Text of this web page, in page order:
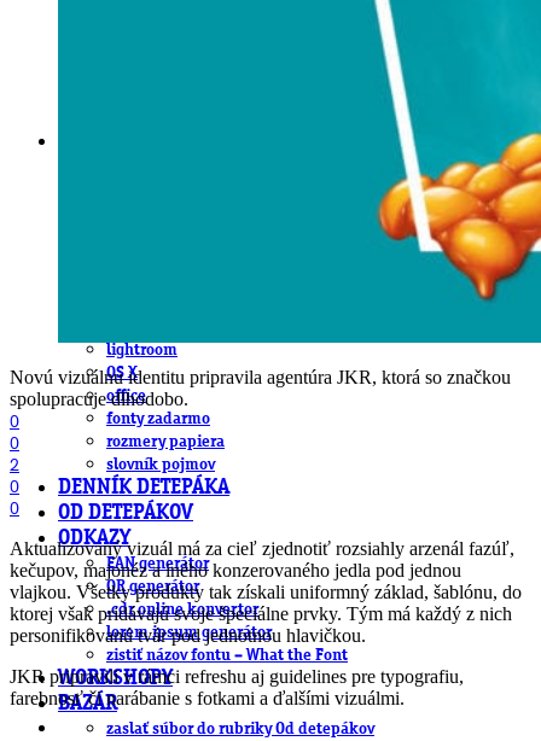
lightroom
OS X
office
fonty zadarmo
rozmery papiera
slovník pojmov
DENNÍK DETEPÁKA
OD DETEPÁKOV
ODKAZY
EAN generátor
QR generátor
.cdr online konvertor
lorem ipsum generátor
zistiť názov fontu – What the Font
WORKSHOPY
BAZÁR
zaslať súbor do rubriky Od detepákov
Novú vizuálnu identitu pripravila agentúra JKR, ktorá so značkou
spolupracuje dlhodobo.
0
0
2
0
0
Aktualizovaný vizuál má za cieľ zjednotiť rozsiahly arzenál fazúľ,
kečupov, majonéz a iného konzerovaného jedla pod jednou
vlajkou. Všetky produkty tak získali uniformný základ, šablónu, do
ktorej však pridávajú svoje špeciálne prvky. Tým má každý z nich
personifikovanú tvár pod jednotnou hlavičkou.
JKR pripravili v rámci refreshu aj guidelines pre typografiu,
farebnosť či narábanie s fotkami a ďalšími vizuálmi.